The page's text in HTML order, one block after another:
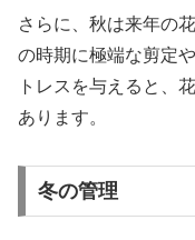
さらに、秋は来年の
の時期に極端な剪定
トレスを与えると、
あります。
冬の管理